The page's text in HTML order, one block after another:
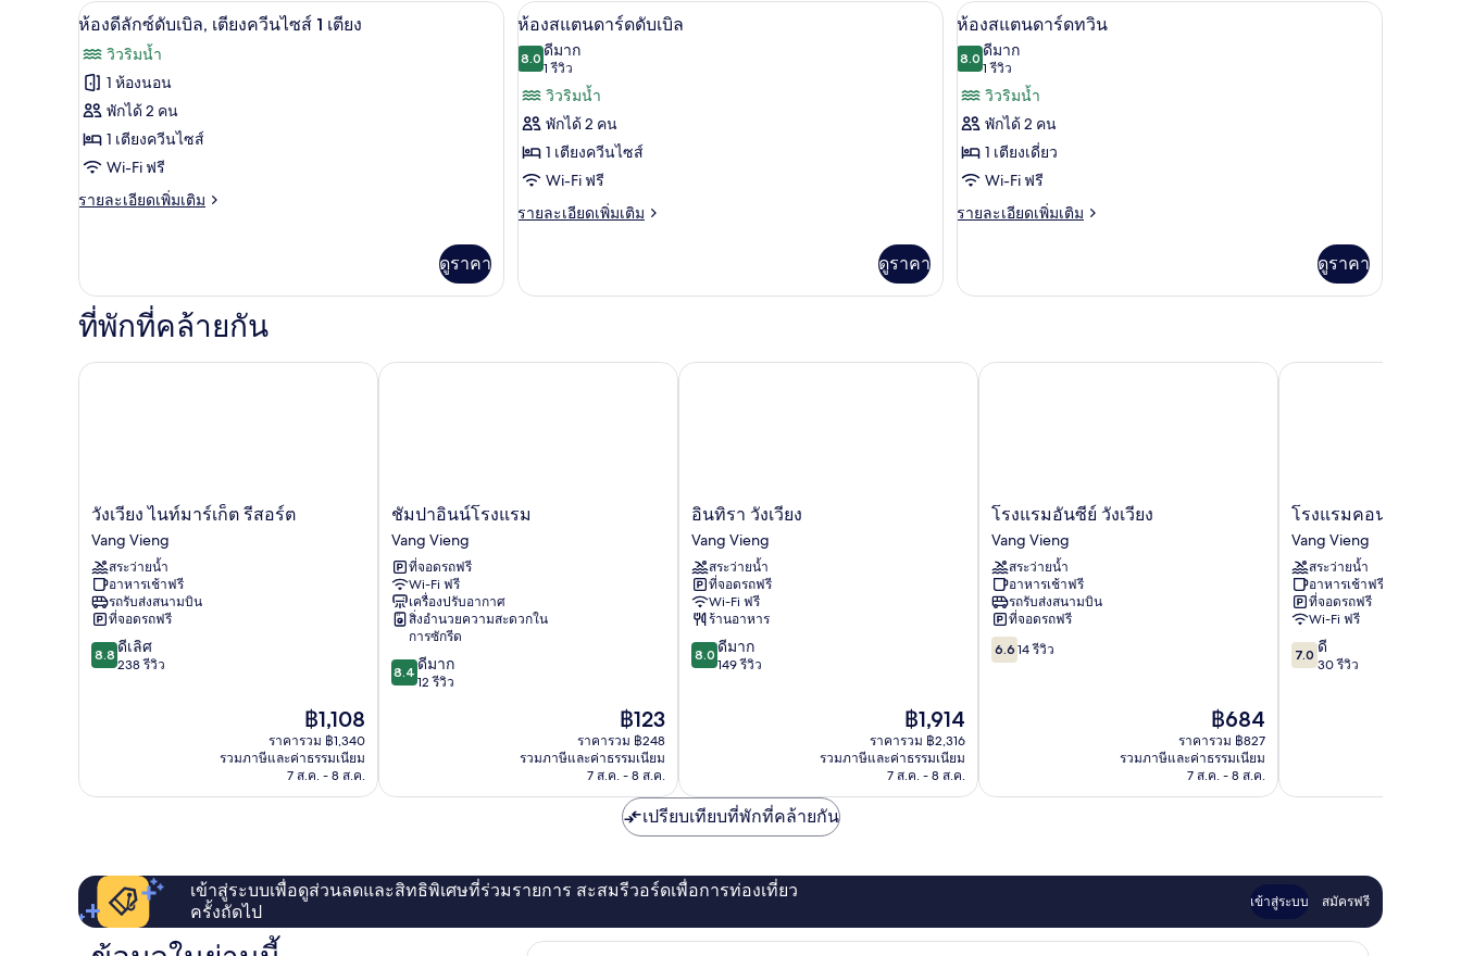
เปิด
ภาพถ่าย
ทั้งหมด
ของ
ห้อง
ดี
ลัก
เตียง
ควีน
ไซส์
มินิบาร์, ตู้นิรภัยในห้องพัก, เตียงเสริม/เปล, Wi-Fi ฟรี
7
ห้องดีลักซ์ดับเบิล, เตียงควีนไซส์ 1 เตียง
วิวริมน้ำ
1 ห้องนอน
พักได้ 2 คน
1 เตียงควีนไซส์
Wi-Fi ฟรี
รายละเอียดเพิ่มเติม
ราย
กับ
ห้อง
ดี
ซ์
ดูราคา
เปิด
ภาพถ่าย
ทั้งหมด
ของ
ห้อง
สแตนดาร์ด
ดับเบิล
มินิบาร์, ตู้นิรภัยในห้องพัก, เตียงเสริม/เปล, Wi-Fi ฟรี
4
ห้องสแตนดาร์ดดับเบิล
8.08.0 จาก 10
ดีมาก
1 รีวิว
(1
รีวิว)
วิวริมน้ำ
พักได้ 2 คน
1 เตียงควีนไซส์
Wi-Fi ฟรี
รายละเอียดเพิ่มเติม
ราย
เกี่ยว
ดับเบิล
ดูราคา
เปิด
ภาพถ่าย
ทั้งหมด
ของ
ห้อง
สแตนดาร์ด
ทวิน
ห้องสแตนดาร์ดทวิน | มินิบาร์, ตู้นิรภัยในห้องพั
6
ห้องสแตนดาร์ดทวิน
8.08.0 จาก 10
ดีมาก
1 รีวิว
(1
รีวิว)
วิวริมน้ำ
พักได้ 2 คน
1 เตียงเดี่ยว
Wi-Fi ฟรี
รายละเอียดเพิ่มเติม
ราย
เกี่ยว
ทวิ
ดูราคา
ที่พักที่คล้ายกัน
วัง
เวียง
ไนท์
มาร์เก็ต
รี
สอร์ต
Vang
Vieng
วังเวียง ไนท์มาร์เก็ต รีสอร์ต
Vang Vieng
สระว่ายน้ำ
อาหารเช้าฟรี
รถรับส่งสนามบิน
ที่จอดรถฟรี
8.8
จาก
8.8 ดีเลิศ
238 รีวิว
ราคา
ปัจจุบัน
คือ
฿1,108
฿1,108
ราคารวม ฿1,340
รวมภาษีและค่าธรรมเนียม
7 ส.ค. - 8 ส.ค.
วังเวียง ไนท์มาร์เก็ต รีสอร์ต
ชัม
ปา
อินน์
โรงแรม
Vang
Vieng
ชัมปาอินน์โรงแรม
Vang Vieng
ที่จอดรถฟรี
Wi-Fi ฟรี
เครื่องปรับอากาศ
สิ่งอำนวยความสะดวกใน
การซักรีด
8.4
จาก
8.4 ดีมาก
12 รีวิว
ราคา
ปัจจุบัน
คือ
฿123
฿123
ราคารวม ฿248
รวมภาษีและค่าธรรมเนียม
7 ส.ค. - 8 ส.ค.
ชัมปาอินน์โรงแรม
อิน
ทิรา
วัง
เวียง
Vang
Vieng
อินทิรา วังเวียง
Vang Vieng
สระว่ายน้ำ
ที่จอดรถฟรี
Wi-Fi ฟรี
ร้านอาหาร
8.0
จาก
8.0 ดีมาก
149 รีวิว
ราคา
ปัจจุบัน
คือ
฿1,914
฿1,914
ราคารวม ฿2,316
รวมภาษีและค่าธรรมเนียม
7 ส.ค. - 8 ส.ค.
อินทิรา วังเวียง
โรงแรม
อัน
ซีย์
วัง
เวียง
Vang
Vieng
โรงแรมอันซีย์ วังเวียง
Vang Vieng
สระว่ายน้ำ
อาหารเช้าฟรี
รถรับส่งสนามบิน
ที่จอดรถฟรี
6.6
จาก
6.6 14 รีวิว
ราคา
ปัจจุบัน
คือ
฿684
฿684
ราคารวม ฿827
รวมภาษีและค่าธรรมเนียม
7 ส.ค. - 8 ส.ค.
โรงแรมอันซีย์ วังเวียง
โรงแรม
คอน
เซียน
า
วัง
เวียง
Vang
Vieng
โรงแรมคอนเซียนา วัง
Vang Vieng
สระว่ายน้ำ
อาหารเช้าฟรี
ที่จอดรถฟรี
Wi-Fi ฟรี
7.0
จาก
7.0 ดี
30 รีวิว
โรงแรมคอนเซียนา วังเ
เปรียบเทียบที่พักที่คล้ายกัน
เข้าสู่ระบบเพื่อดูส่วนลดและสิทธิพิเศษที่ร่วมรายการ สะสมรีวอร์ดเพื่อการท่องเที่ยว
ครั้งถัดไป
เข้าสู่ระบบ สมัครฟรี